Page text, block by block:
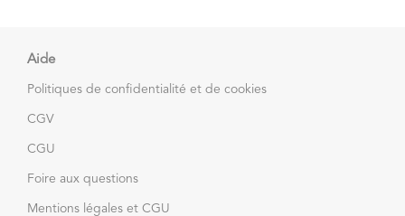
Aide
Politiques de confidentialité et de cookies
CGV
CGU
Foire aux questions
Mentions légales et CGU